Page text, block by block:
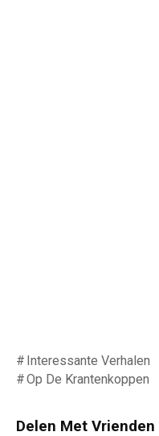
Interessante Verhalen
Op De Krantenkoppen
Delen Met Vrienden